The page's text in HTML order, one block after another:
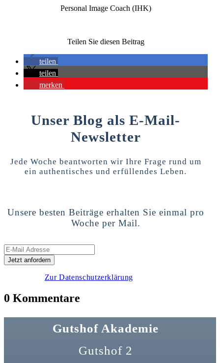
Personal Image Coach (IHK)
Teilen Sie diesen Beitrag
teilen
teilen
merken
Unser Blog als E-Mail-
Newsletter
Jede Woche beantworten wir Ihre Frage rund um
ein authentisches und erfüllendes Leben.
Unsere besten Beiträge erhalten Sie einmal pro
Woche per Mail.
Zur Datenschutzerklärung
0 Kommentare
Gutshof Akademie
Gutshof 2